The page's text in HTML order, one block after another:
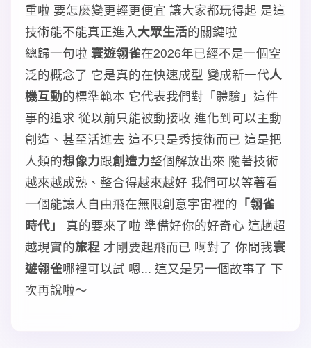
重啦 要怎麼變更輕更便宜 讓大家都玩得起 是這
技術能不能真正進入大眾生活的關鍵啦
總歸一句啦 寰遊翎雀在2026年已經不是一個空
泛的概念了 它是真的在快速成型 變成新一代人
機互動的標準範本 它代表我們對「體驗」這件
事的追求 從以前只能被動接收 進化到可以主動
創造、甚至活進去 這不只是秀技術而已 這是把
人類的想像力跟創造力整個解放出來 隨著技術
越來越成熟、整合得越來越好 我們可以等著看
一個能讓人自由飛在無限創意宇宙裡的 「翎雀
時代」
真的要來了啦 準備好你的好奇心 這趟超
越現實的旅程 才剛要起飛而已 啊對了 你問我寰
遊翎雀哪裡可以試 嗯... 這又是另一個故事了 下
次再說啦～